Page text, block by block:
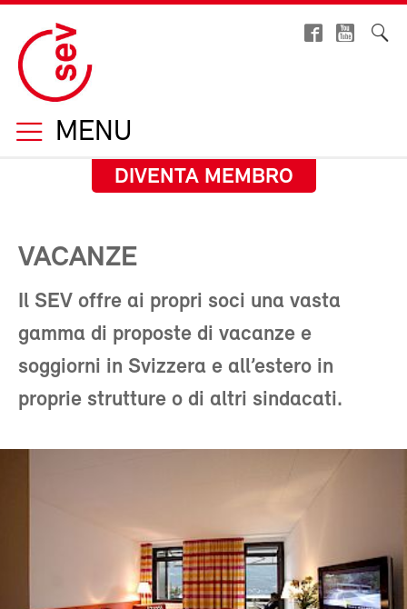
MENU
DIVENTA MEMBRO
VACANZE
Il SEV offre ai propri soci una vasta
gamma di proposte di vacanze e
soggiorni in Svizzera e all’estero in
proprie strutture o di altri sindacati.